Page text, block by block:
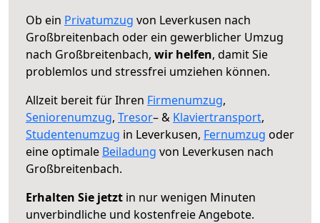
Ob ein Privatumzug von Leverkusen nach
Großbreitenbach oder ein gewerblicher Umzug
nach Großbreitenbach, wir helfen, damit Sie
problemlos und stressfrei umziehen können.
Allzeit bereit für Ihren Firmenumzug,
Seniorenumzug, Tresor– & Klaviertransport,
Studentenumzug in Leverkusen, Fernumzug oder
eine optimale Beiladung von Leverkusen nach
Großbreitenbach.
Erhalten Sie jetzt in nur wenigen Minuten
unverbindliche und kostenfreie Angebote.